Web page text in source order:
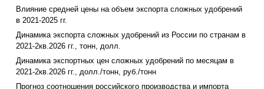
Влияние средней цены на объем экспорта сложных удобрений
в 2021-2025 гг.
Динамика экспорта сложных удобрений из России по странам в
2021-2кв.2026 гг., тонн, долл.
Динамика экспортных цен сложных удобрений по месяцам в
2021-2кв.2026 гг., долл./тонн, руб./тонн
Прогноз соотношения российского производства и импорта